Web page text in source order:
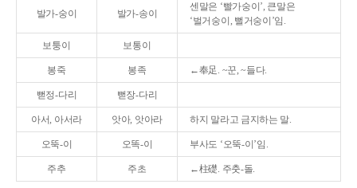
발가-숭이 발가-송이
센말은 ‘빨가숭이’, 큰말은
‘벌거숭이, 뻘거숭이’임.
보퉁이 보통이
봉죽 봉족 ←奉足. ~꾼, ~들다.
뻗정-다리 뻗장-다리
아서, 아서라 앗아, 앗아라 하지 말라고 금지하는 말.
오뚝-이 오똑-이 부사도 ‘오뚝-이’임.
주추 주초 ←柱礎. 주춧-돌.